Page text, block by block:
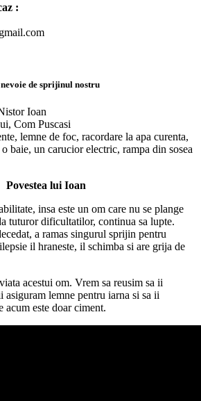
:
de sprijinul nostru
Ioan
Com Puscasi
lemne de foc, racordare la apa curenta,
baie, un carucior electric, rampa din sosea
Povestea lui Ioan
insa este un om care nu se plange
tuturor dificultatilor, continua sa lupte.
a ramas singurul sprijin pentru
il hraneste, il schimba si are grija de
acestui om. Vrem sa reusim sa ii
asiguram lemne pentru iarna si sa ii
acum este doar ciment.